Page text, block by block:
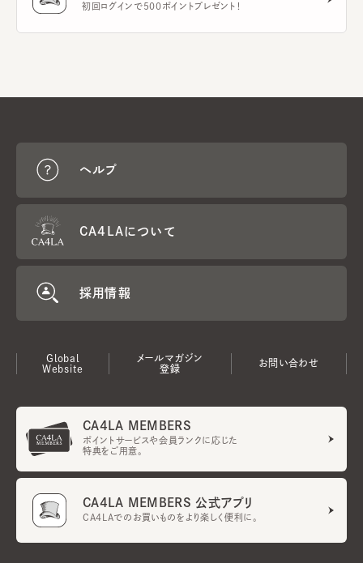
初回ログインで500ポイントプレゼント！
ヘルプ
CA4LAについて
採用情報
Global
Website
メールマガジン
登録
お問い合わせ
CA4LA MEMBERS
ポイントサービスや会員ランクに応じた
特典をご用意。
CA4LA MEMBERS 公式アプリ
CA4LAでのお買いものをより楽しく便利に。